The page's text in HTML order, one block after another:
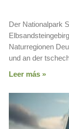
Der Nationalpark
Naturregionen
und an der
Leer más »